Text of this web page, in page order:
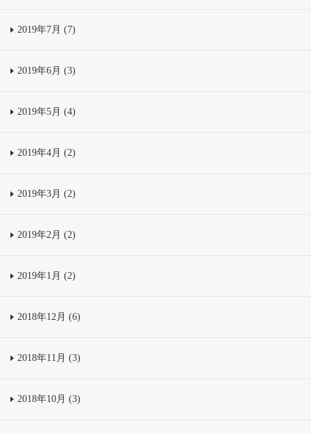
2019年7月 (7)
2019年6月 (3)
2019年5月 (4)
2019年4月 (2)
2019年3月 (2)
2019年2月 (2)
2019年1月 (2)
2018年12月 (6)
2018年11月 (3)
2018年10月 (3)